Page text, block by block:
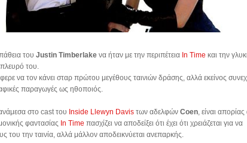
του Justin Timberlake να ήταν με την περιπέτεια In Time και την
του.
να τον κάνει σταρ πρώτου μεγέθους ταινιών δράσης, αλλά εκείνος
παραγωγές ως ηθοποιός.
στο cast του Inside Llewyn Davis των αδελφών Coen, είναι απορίας
φαντασίας In Time πασχίζει να αποδείξει ότι έχει ότι χρειάζεται για να
του την ταινία, αλλά μάλλον αποδεικνύεται ανεπαρκής.